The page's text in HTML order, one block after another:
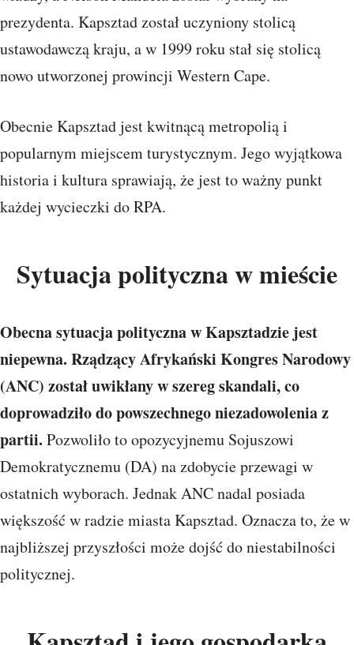
prezydenta. Kapsztad został uczyniony stolicą
ustawodawczą kraju, a w 1999 roku stał się stolicą
nowo utworzonej prowincji Western Cape.
Obecnie Kapsztad jest kwitnącą metropolią i
popularnym miejscem turystycznym. Jego wyjątkowa
historia i kultura sprawiają, że jest to ważny punkt
każdej wycieczki do RPA.
Sytuacja polityczna w mieście
Obecna sytuacja polityczna w Kapsztadzie jest
niepewna. Rządzący Afrykański Kongres Narodowy
(ANC) został uwikłany w szereg skandali, co
doprowadziło do powszechnego niezadowolenia z
partii. Pozwoliło to opozycyjnemu Sojuszowi
Demokratycznemu (DA) na zdobycie przewagi w
ostatnich wyborach. Jednak ANC nadal posiada
większość w radzie miasta Kapsztad. Oznacza to, że w
najbliższej przyszłości może dojść do niestabilności
politycznej.